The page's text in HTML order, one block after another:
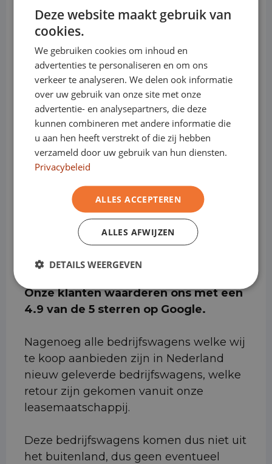
Bedrijfswagens:
Sluit nu je financial lease bij Eurocars af,
en bepaal zelf wanneer je zonder boete
overstapt naar een elektrische
bedrijfswagen.
Sluit je contract af wanneer het jou
schikt.
maakt ons niets uit.
Bij Eurocars krijg je geen last van
Milieuzones.
Onze klanten waarderen ons met een
4.9 van de 5 sterren op Google.
Nagenoeg alle bedrijfswagens welke wij
te koop aanbieden zijn in Nederland
nieuw geleverde bedrijfswagens, welke
retour zijn gekomen vanuit onze
leasemaatschappij.
Deze bedrijfswagens komen dus niet uit
het buitenland, dus geen eventueel
ENGLISH
Deze website maakt gebruik van
cookies.
We gebruiken cookies om inhoud en
advertenties te personaliseren en om ons
verkeer te analyseren. We delen ook informatie
over uw gebruik van onze site met onze
advertentie- en analysepartners, die deze
kunnen combineren met andere informatie die
u aan hen heeft verstrekt of die zij hebben
verzameld door uw gebruik van hun diensten.
Privacybeleid
ALLES ACCEPTEREN
ALLES AFWIJZEN
DETAILS WEERGEVEN